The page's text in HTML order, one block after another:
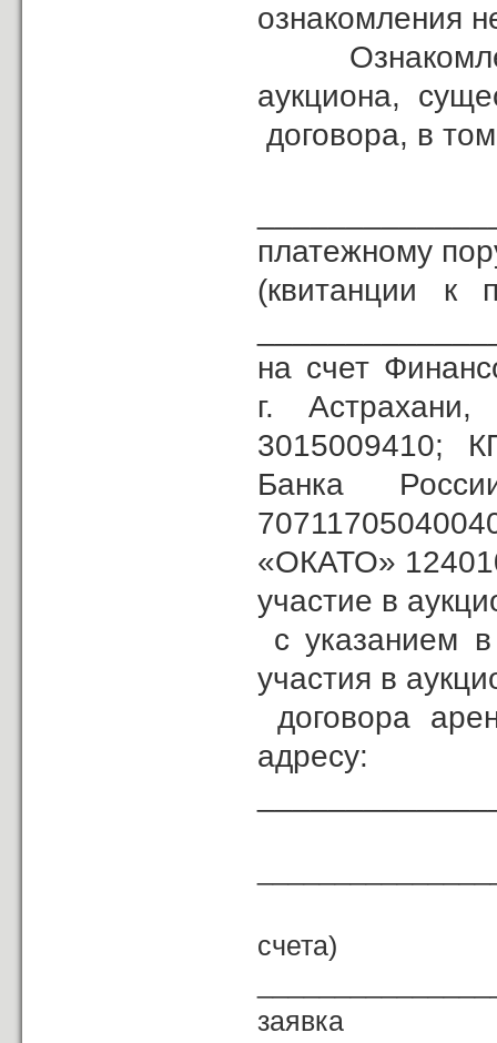
ознакомления
Ознакомлен
аукциона,
договора, в
платежному
(квитанции к
на счет
г.
3015009410;
Банка
«ОКАТО»
участие в
с указанием
участия в
договора
адресу:
счета)
заявка